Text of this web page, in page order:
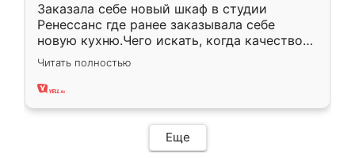
Заказала себе новый шкаф в студии
Ренессанс где ранее заказывала себе
новую кухню.Чего искать, когда качеством
вполне довольна. Служит кухня уже почти
два года, нареканий нет.
Читать полностью
Еще